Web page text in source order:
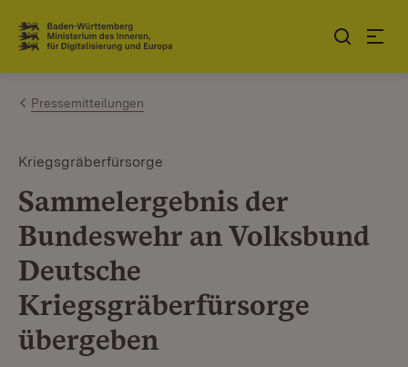
Zum Inhalt springen
Link zur Startseite
Pressemitteilungen
Kriegsgräberfürsorge
Sammelergebnis der
Bundeswehr an Volksbund
Deutsche
Kriegsgräberfürsorge
übergeben